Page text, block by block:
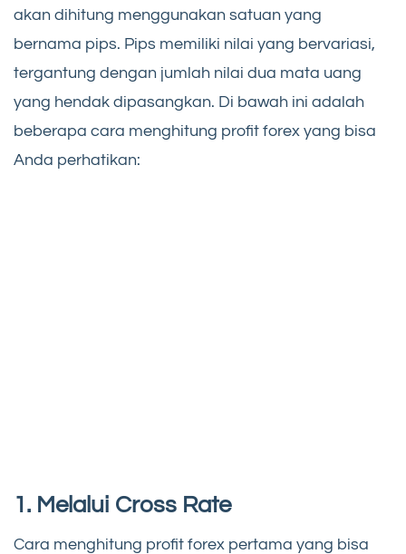
akan dihitung menggunakan satuan yang
bernama pips. Pips memiliki nilai yang bervariasi,
tergantung dengan jumlah nilai dua mata uang
yang hendak dipasangkan. Di bawah ini adalah
beberapa cara menghitung profit forex yang bisa
Anda perhatikan:
1. Melalui Cross Rate
Cara menghitung profit forex pertama yang bisa